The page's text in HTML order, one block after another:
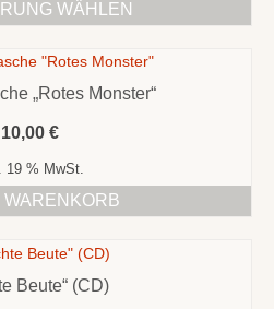
WÄHLEN
Produkt
mehrere
Varianten
auf.
Die
Optionen
können
der
Produktseite
gewählt
„Rotes Monster“
10,00 €
19 % MwSt.
WARENKORB
Beute“ (CD)